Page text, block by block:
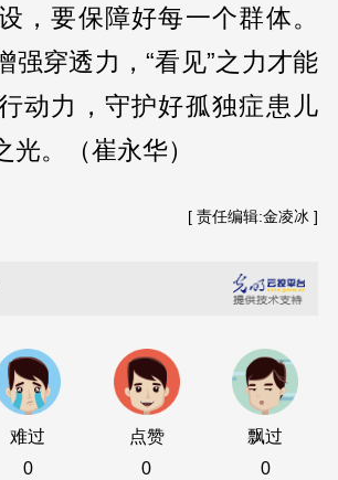
，要保障好每一个群体。
强穿透力，“看见”之力才能
动力，守护好孤独症患儿
光。（崔永华）
[ 责任编辑:金凌冰 ]
难过
0
点赞
0
飘过
0